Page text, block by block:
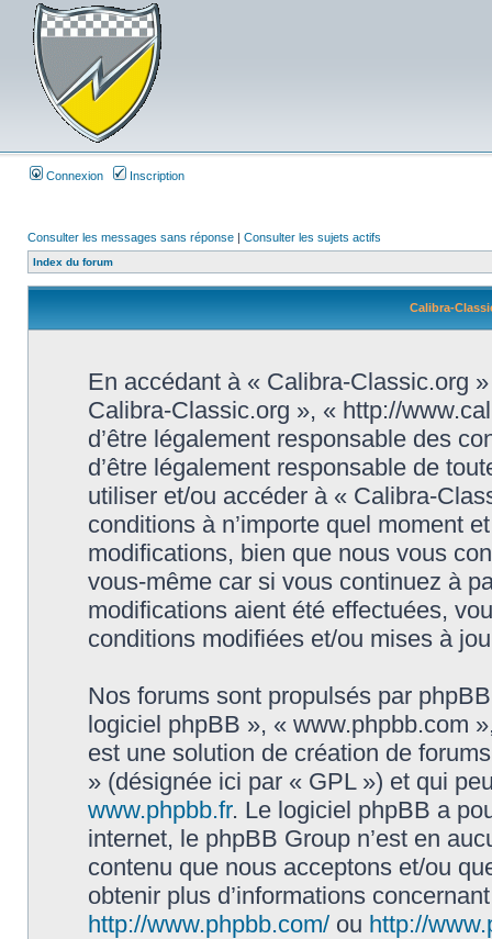
Connexion Inscription
Consulter les messages sans réponse | Consulter les sujets actifs
Index du forum
Calibra-
En accédant à « Calibra-Classic.org
Calibra-Classic.org », « http://
d’être légalement responsable des
d’être légalement responsable de
utiliser et/ou accéder à « Calibra-
conditions à n’importe quel moment
modifications, bien que nous vous
vous-même car si vous continuez à
modifications aient été effectuées,
conditions modifiées et/ou mises à
Nos forums sont propulsés par
logiciel phpBB », « www.phpbb.com
est une solution de création de
» (désignée ici par « GPL ») et qui
www.phpbb.fr. Le logiciel phpBB a
internet, le phpBB Group n’est en
contenu que nous acceptons et/ou
obtenir plus d’informations
http://www.phpbb.com/ ou http://